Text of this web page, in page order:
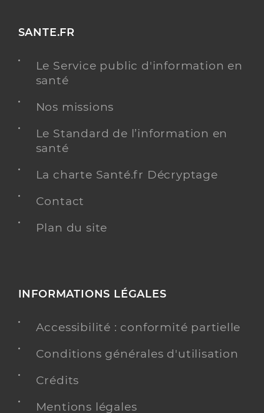
SANTE.FR
Le Service public d'information en
santé
Nos missions
Le Standard de l’information en
santé
La charte Santé.fr Décryptage
Contact
Plan du site
INFORMATIONS LÉGALES
Accessibilité : conformité partielle
Conditions générales d'utilisation
Crédits
Mentions légales